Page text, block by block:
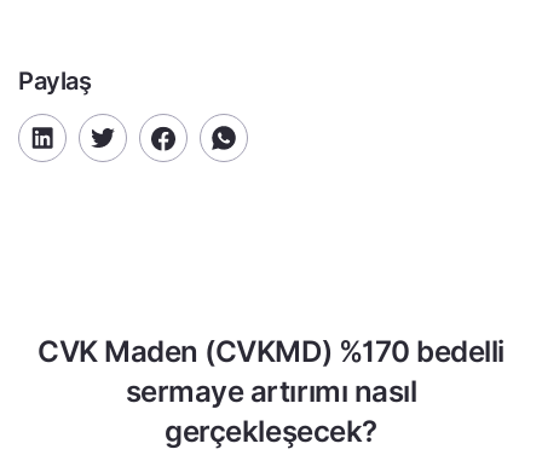
Paylaş
CVK Maden (CVKMD) %170 bedelli
sermaye artırımı nasıl
gerçekleşecek?